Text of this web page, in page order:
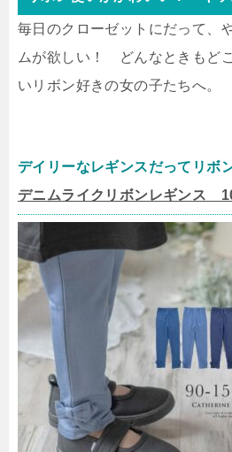
毎日のクローゼットにだって、
ムが欲しい！ どんなときもど
いリボン好きの女の子たちへ。
デイリーなレギンスだってリボ
デニムライクリボンレギンス